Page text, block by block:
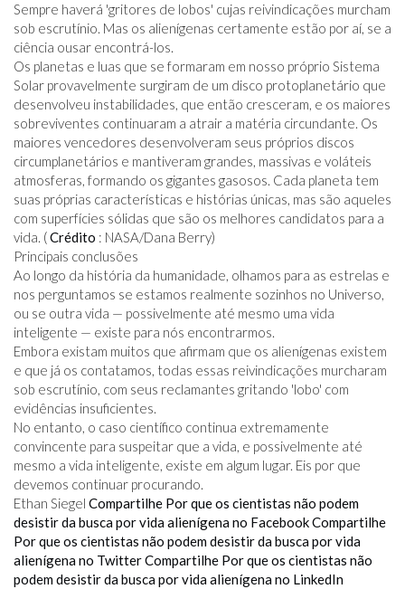
Sempre haverá 'gritores de lobos' cujas reivindicações murcham
sob escrutínio. Mas os alienígenas certamente estão por aí, se a
ciência ousar encontrá-los.
Os planetas e luas que se formaram em nosso próprio Sistema
Solar provavelmente surgiram de um disco protoplanetário que
desenvolveu instabilidades, que então cresceram, e os maiores
sobreviventes continuaram a atrair a matéria circundante. Os
maiores vencedores desenvolveram seus próprios discos
circumplanetários e mantiveram grandes, massivas e voláteis
atmosferas, formando os gigantes gasosos. Cada planeta tem
suas próprias características e histórias únicas, mas são aqueles
com superfícies sólidas que são os melhores candidatos para a
vida. (Crédito : NASA/Dana Berry)
Principais conclusões
Ao longo da história da humanidade, olhamos para as estrelas e
nos perguntamos se estamos realmente sozinhos no Universo,
ou se outra vida — possivelmente até mesmo uma vida
inteligente — existe para nós encontrarmos.
Embora existam muitos que afirmam que os alienígenas existem
e que já os contatamos, todas essas reivindicações murcharam
sob escrutínio, com seus reclamantes gritando 'lobo' com
evidências insuficientes.
No entanto, o caso científico continua extremamente
convincente para suspeitar que a vida, e possivelmente até
mesmo a vida inteligente, existe em algum lugar. Eis por que
devemos continuar procurando.
Ethan Siegel Compartilhe Por que os cientistas não podem
desistir da busca por vida alienígena no FacebookCompartilhe
Por que os cientistas não podem desistir da busca por vida
alienígena no TwitterCompartilhe Por que os cientistas não
podem desistir da busca por vida alienígena no LinkedIn